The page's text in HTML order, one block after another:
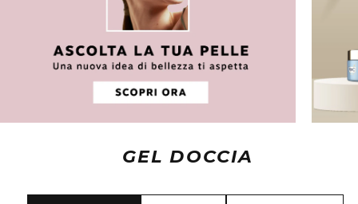
GEL DOCCIA